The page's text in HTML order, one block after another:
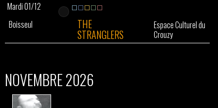
Mardi 01/12
Boisseul
THE
STRANGLERS
Espace Culturel du
Crouzy
NOVEMBRE 2026